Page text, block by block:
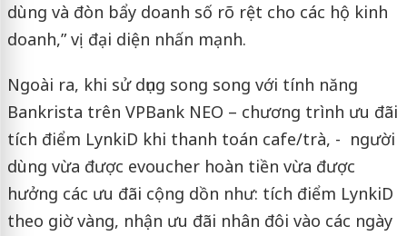
dùng và đòn bẩy doanh số rõ rệt cho các hộ kinh
doanh,” vị đại diện nhấn mạnh.
Ngoài ra, khi sử dụng song song với tính năng
Bankrista trên VPBank NEO – chương trình ưu đãi
tích điểm LynkiD khi thanh toán cafe/trà, - người
dùng vừa được evoucher hoàn tiền vừa được
hưởng các ưu đãi cộng dồn như: tích điểm LynkiD
theo giờ vàng, nhận ưu đãi nhân đôi vào các ngày